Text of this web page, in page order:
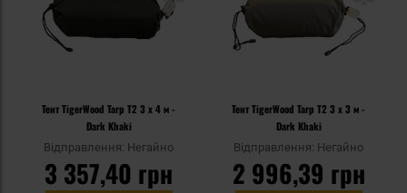
Тент TigerWood Tarp T2 3 x 4 м -
Dark Khaki
Відправлення: Негайно
3 357,40 грн
Тент TigerWood Tarp T2 3 x 3 м -
Dark Khaki
Відправлення: Негайно
2 996,39 грн